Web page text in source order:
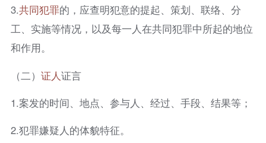
3.共同犯罪的，应查明犯意的提起、策划、联络、分
工、实施等情况，以及每一人在共同犯罪中所起的地位
和作用。
（二） 证人证言
1.案发的时间、地点、参与人、经过、手段、结果等；
2.犯罪嫌疑人的体貌特征。